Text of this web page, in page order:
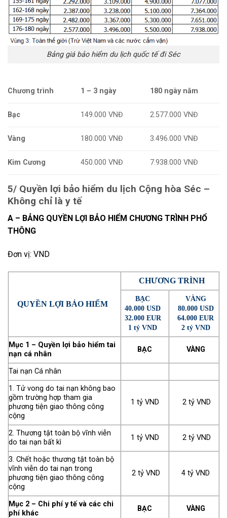
Bảng giá bảo hiểm du lịch quốc tế đi Séc
Chương trình 1 – 3 ngày 180 ngày năm
Bạc 149.000 VNĐ 2.577.000 VNĐ
Vàng 180.000 VNĐ 3.496.000 VNĐ
Kim Cương 450.000 VNĐ 7.938.000 VNĐ
5/ Quyền lợi bảo hiểm du lịch Cộng hòa Séc –
Không chỉ là y tế
A – BẢNG QUYỀN LỢI BẢO HIỂM CHƯƠNG TRÌNH PHỔ
THÔNG
Đơn vị: VND
QUYỀN LỢI BẢO HIỂM
CHƯƠNG TRÌNH
BẠC
40.000 USD
32.000 EUR
1 tỷ VND
VÀNG
80.000 USD
64.000 EUR
2 tỷ VND
Mục 1 – Quyền lợi bảo hiểm tai
nạn cá nhân
BẠC VÀNG
Tai nạn Cá nhân
1. Tử vong do tai nạn không bao
gồm trường hợp tham gia
phương tiện giao thông công
cộng
1 tỷ VND 2 tỷ VND
2. Thương tật toàn bộ vĩnh viễn
do tai nạn bất kì
1 tỷ VND 2 tỷ VND
3. Chết hoặc thương tật toàn bộ
vĩnh viễn do tai nạn trong
phương tiện giao thông công
cộng
2 tỷ VND 4 tỷ VND
Mục 2 – Chi phí y tế và các chi
phí khác
BẠC VÀNG